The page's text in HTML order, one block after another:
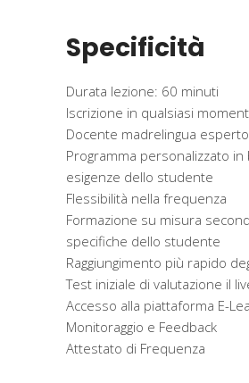
Specificità
Durata lezione: 60 minuti
Iscrizione in qualsiasi
Docente madrelingua
Programma personalizzato in
esigenze dello studente
Flessibilità nella frequenza
Formazione su misura
specifiche dello studente
Raggiungimento più rapido
Test iniziale di valutazione il
Accesso alla piattaforma E-
Monitoraggio e Feedback
Attestato di Frequenza